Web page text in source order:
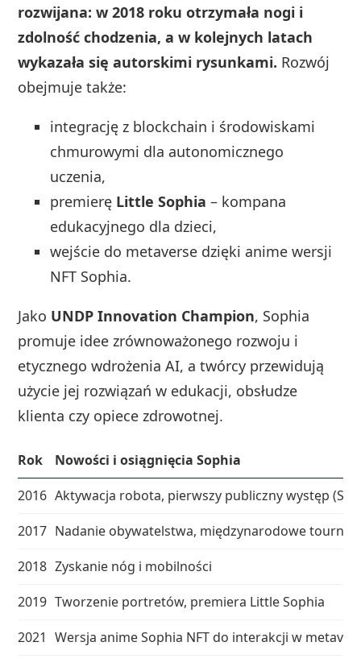
rozwijana: w 2018 roku otrzymała nogi i
zdolność chodzenia, a w kolejnych latach
wykazała się autorskimi rysunkami. Rozwój
obejmuje także:
integrację z blockchain i środowiskami
chmurowymi dla autonomicznego
uczenia,
premierę Little Sophia – kompana
edukacyjnego dla dzieci,
wejście do metaverse dzięki anime wersji
NFT Sophia.
Jako UNDP Innovation Champion, Sophia
promuje idee zrównoważonego rozwoju i
etycznego wdrożenia AI, a twórcy przewidują
użycie jej rozwiązań w edukacji, obsłudze
klienta czy opiece zdrowotnej.
Rok
Nowości i osiągnięcia Sophia
2016 Aktywacja robota, pierwszy publiczny występ
2017 Nadanie obywatelstwa, międzynarodowe tournée
2018 Zyskanie nóg i mobilności
2019 Tworzenie portretów, premiera Little Sophia
2021
Wersja anime Sophia NFT do interakcji w